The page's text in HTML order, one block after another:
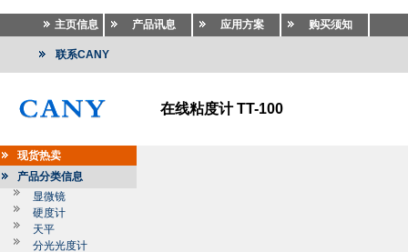
主页信息 产品讯息 应用方案 购买须知
联系CANY
在线粘度计 TT-100
现货热卖
产品分类信息
显微镜
硬度计
天平
分光光度计